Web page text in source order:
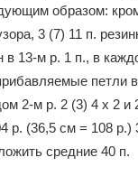
образом:
3 (7) 11 п.
в 13-м р. 1 п., в
петли
2-м р. 2 (3) 4 х 2
(36,5 см = 108 р.)
средние 40 п.